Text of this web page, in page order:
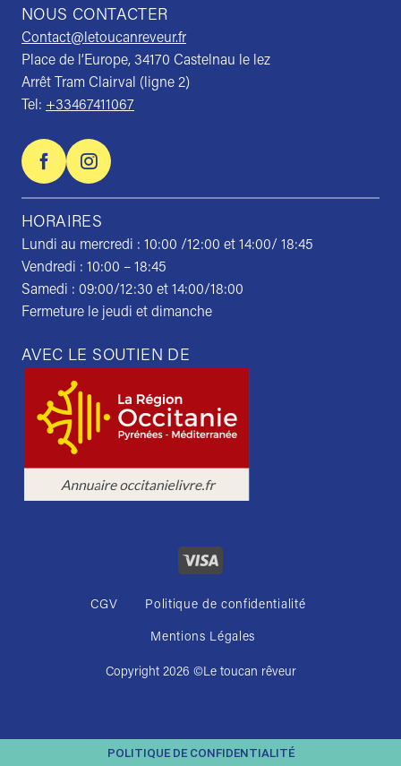
NOUS CONTACTER
Contact@letoucanreveur.fr
Place de l’Europe, 34170 Castelnau le lez
Arrêt Tram Clairval (ligne 2)
Tel: +33467411067
HORAIRES
Lundi au mercredi : 10:00 /12:00 et 14:00/ 18:45
Vendredi : 10:00 – 18:45
Samedi : 09:00/12:30 et 14:00/18:00
Fermeture le jeudi et dimanche
AVEC LE SOUTIEN DE
CGV Politique de confidentialité
Mentions Légales
Copyright 2026 ©Le toucan rêveur
POLITIQUE DE CONFIDENTIALITÉ